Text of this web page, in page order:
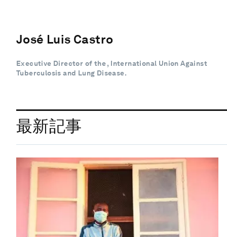
José Luis Castro
Executive Director of the , International Union Against
Tuberculosis and Lung Disease.
最新記事